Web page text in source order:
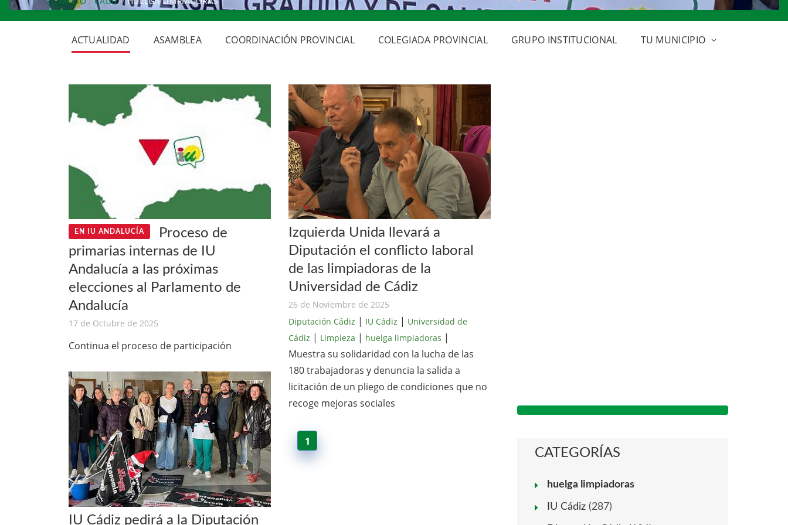
ACTUALIDAD ASAMBLEA COORDINACIÓN PROVINCIAL COLEGIADA PROVINCIAL GRUPO INSTITUCIONAL TU MUNICIPIO
EN IU ANDALUCÍA
Proceso de
primarias internas de IU
Andalucía a las próximas
elecciones al Parlamento de
Andalucía
17 de Octubre de 2025
Continua el proceso de participación
IU Cádiz pedirá a la Diputación
Izquierda Unida llevará a
Diputación el conflicto laboral
de las limpiadoras de la
Universidad de Cádiz
26 de Noviembre de 2025
Diputación Cádiz | IU Cádiz | Universidad de
Cádiz | Limpieza | huelga limpiadoras |
Muestra su solidaridad con la lucha de las
180 trabajadoras y denuncia la salida a
licitación de un pliego de condiciones que no
recoge mejoras sociales
1
CATEGORÍAS
huelga limpiadoras
IU Cádiz (287)